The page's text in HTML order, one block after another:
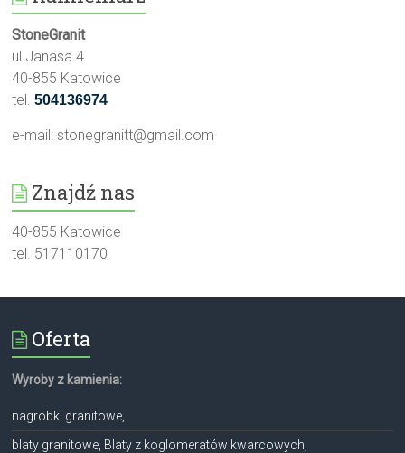
StoneGranit
ul.Janasa 4
40-855 Katowice
tel. 504136974
e-mail: stonegranitt@gmail.com
Znajdź nas
40-855 Katowice
tel. 517110170
Oferta
Wyroby z kamienia:
nagrobki granitowe,
blaty granitowe, Blaty z koglomeratów kwarcowych,